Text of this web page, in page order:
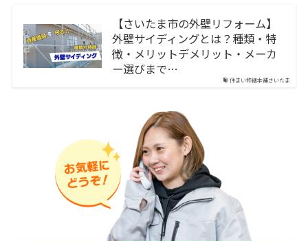
住まい修繕本舗さいたま
【さいたま市の外壁リフォーム】
外壁サイディングとは？種類・特
徴・メリットデメリット・メーカ
ー選びまで…